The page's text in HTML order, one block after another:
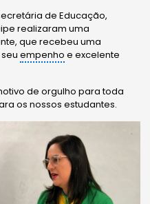
de Educação,
realizaram uma
que recebeu uma
seuempenho e excelente
de orgulho para toda
os nossos estudantes.